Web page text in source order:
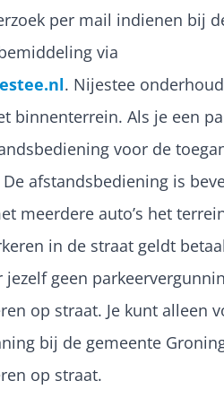
per mail indienen bij
via
. Nijestee
binnenterrein. Als je een
voor de
afstandsbediening is
meerdere auto’s het
in de straat geldt
jezelf geen
op straat. Je kunt alleen
bij de gemeente
op straat.